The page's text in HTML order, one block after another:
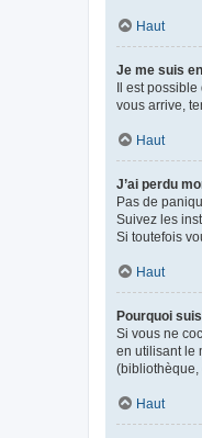
Haut
Je me suis
Il est
vous arrive,
Haut
J’ai perdu
Pas de
Suivez les
Si toutefois
Haut
Pourquoi
Si vous ne
en utilisant le
(bibliothèque,
Haut